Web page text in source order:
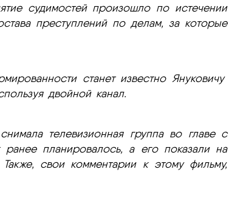
судимостей произошло по истечении
преступлений по делам, за которые
станет известно Януковичу
двойной канал.
телевизионная группа во главе с
планировалось, а его показали на
свои комментарии к этому фильму,